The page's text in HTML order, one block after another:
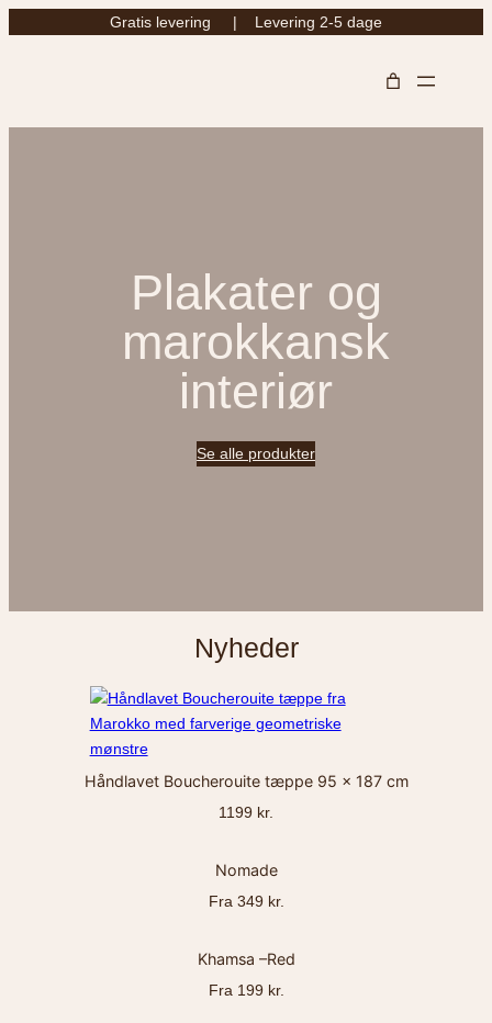
Gratis levering | Levering 2-5 dage
Plakater og
marokkansk
interiør
Se alle produkter
Nyheder
Håndlavet Boucherouite tæppe 95 x 187 cm
1199 kr.
Nomade
Fra 349 kr.
Khamsa –Red
Fra 199 kr.